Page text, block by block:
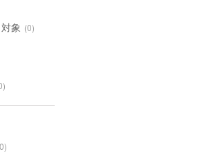
象 (0)